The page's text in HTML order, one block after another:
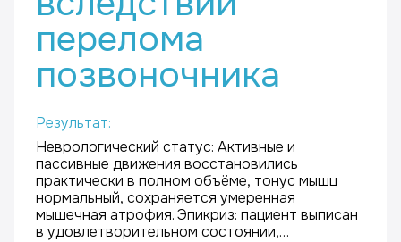
перелома
позвоночника
Результат:
Неврологический статус: Активные и
пассивные движения восстановились
практически в полном объёме, тонус мышц
нормальный, сохраняется умеренная
мышечная атрофия. Эпикриз: пациент выписан
в удовлетворительном состоянии,